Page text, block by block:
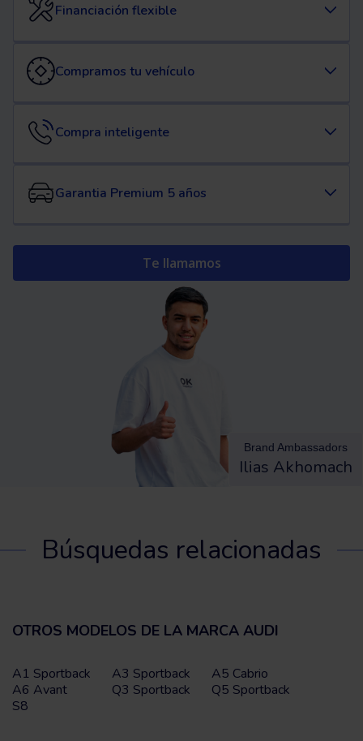
Financiación flexible
Compramos tu vehículo
Compra inteligente
Garantia Premium 5 años
Te llamamos
Brand Ambassadors
Ilias Akhomach
Búsquedas relacionadas
OTROS MODELOS DE LA MARCA AUDI
A1 Sportback A3 Sportback
A5 Cabrio
A6 Avant
Q3 Sportback
Q5 Sportback
S8